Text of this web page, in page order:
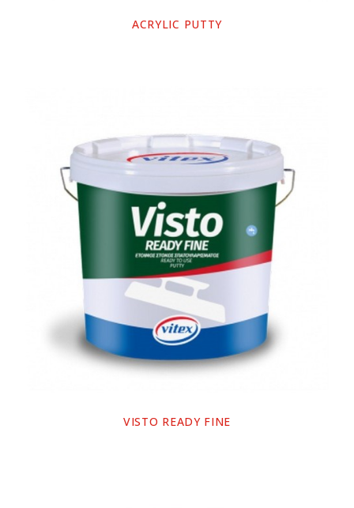
ACRYLIC PUTTY
VISTO READY FINE